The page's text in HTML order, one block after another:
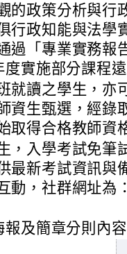
的政策分析與行
行政知能與法學
過「專業實務報
度實施部分課程
就讀之學生，亦
資生甄選，經錄
取得合格教師資
，入學考試免筆
最新考試資訊與
動，社群網址為
報及簡章分則內